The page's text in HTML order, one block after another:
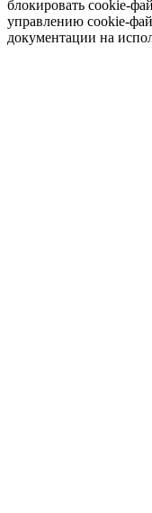
блокировать cookie-
управлению cookie-
документации на